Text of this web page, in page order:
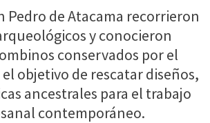
Pedro de Atacama recorrieron
y conocieron
conservados por el
el objetivo de rescatar diseños,
ancestrales para el trabajo
contemporáneo.